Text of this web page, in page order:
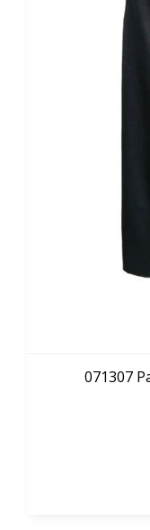
071307